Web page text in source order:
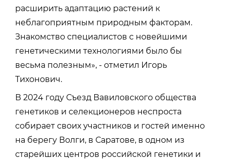
расширить адаптацию растений к
неблагоприятным природным факторам.
Знакомство специалистов с новейшими
генетическими технологиями было бы
весьма полезным», - отметил Игорь
Тихонович.
В 2024 году Съезд Вавиловского общества
генетиков и селекционеров неспроста
собирает своих участников и гостей именно
на берегу Волги, в Саратове, в одном из
старейших центров российской генетики и